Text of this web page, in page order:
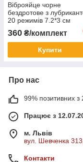
Віброяйце чорне
бездротове з
20 режимів 7.2*3 см
360 ₴/комплект
Купити
Про нас
99% позитивних з
Працює з
м. Львів
вул. Шевченка
Контакти